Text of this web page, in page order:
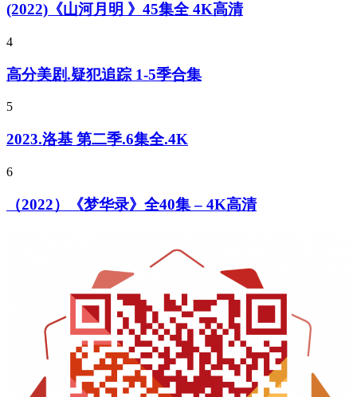
(2022)《山河月明 》45集全 4K高清
4
高分美剧.疑犯追踪 1-5季合集
5
2023.洛基 第二季.6集全.4K
6
（2022）《梦华录》全40集 – 4K高清